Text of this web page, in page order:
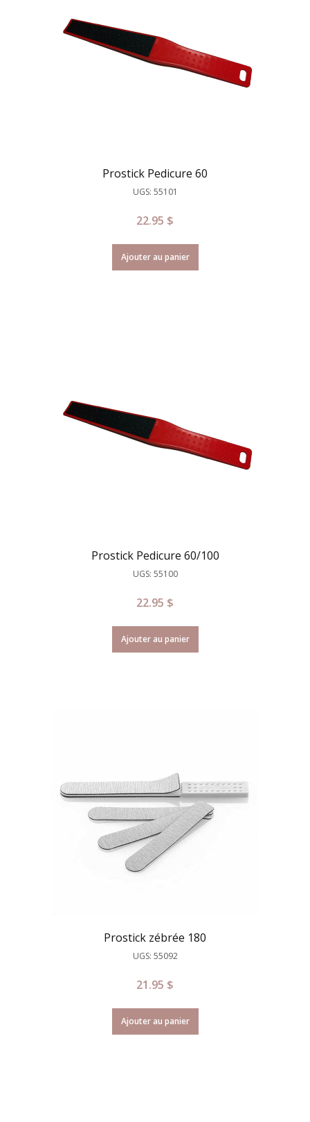
Prostick Pedicure 60
UGS: 55101
22.95 $
Ajouter au panier
Prostick Pedicure 60/100
UGS: 55100
22.95 $
Ajouter au panier
Prostick zébrée 180
UGS: 55092
21.95 $
Ajouter au panier